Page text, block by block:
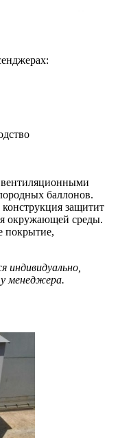
вентиляционными
баллонов.
защитит
окружающей среды.
покрытие,
менеджера.